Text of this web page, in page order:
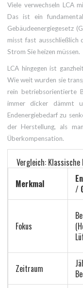
Viele verwechseln LCA
Das ist ein
Gebäudeenergiegesetz
misst fast ausschließlich
Strom Sie heizen müssen.
LCA hingegen ist
Wie weit wurden sie
rein betriebsorientierte
immer dicker dämmt
Endenergiebedarf zu
der Herstellung, als
Überkompensation.
Vergleich: Klassische
Merkmal
/
Fokus
Zeitraum